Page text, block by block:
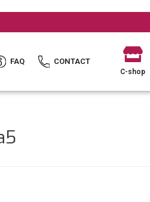
FAQ CONTACT
C-shop